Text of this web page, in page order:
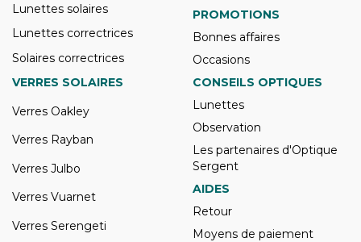
Lunettes solaires
Lunettes correctrices
Solaires correctrices
PROMOTIONS
Bonnes affaires
Occasions
VERRES SOLAIRES
Verres Oakley
Verres Rayban
Verres Julbo
Verres Vuarnet
Verres Serengeti
CONSEILS OPTIQUES
Lunettes
Observation
Les partenaires d'Optique
Sergent
AIDES
Retour
Moyens de paiement